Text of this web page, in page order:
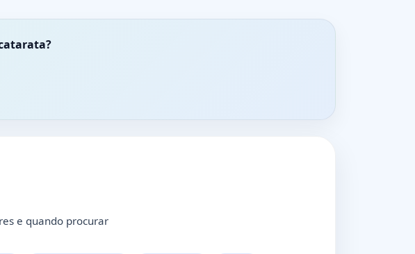
e quando procurar